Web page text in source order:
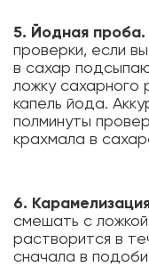
5. Йодная проба.
проверки, если
в сахар
ложку сахарного
капель йода.
полминуты
крахмала в
6.
смешать с
растворится в
сначала в